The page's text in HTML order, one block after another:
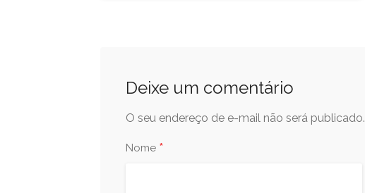
Deixe um comentário
O seu endereço de e-mail não será publicado.
Nome *